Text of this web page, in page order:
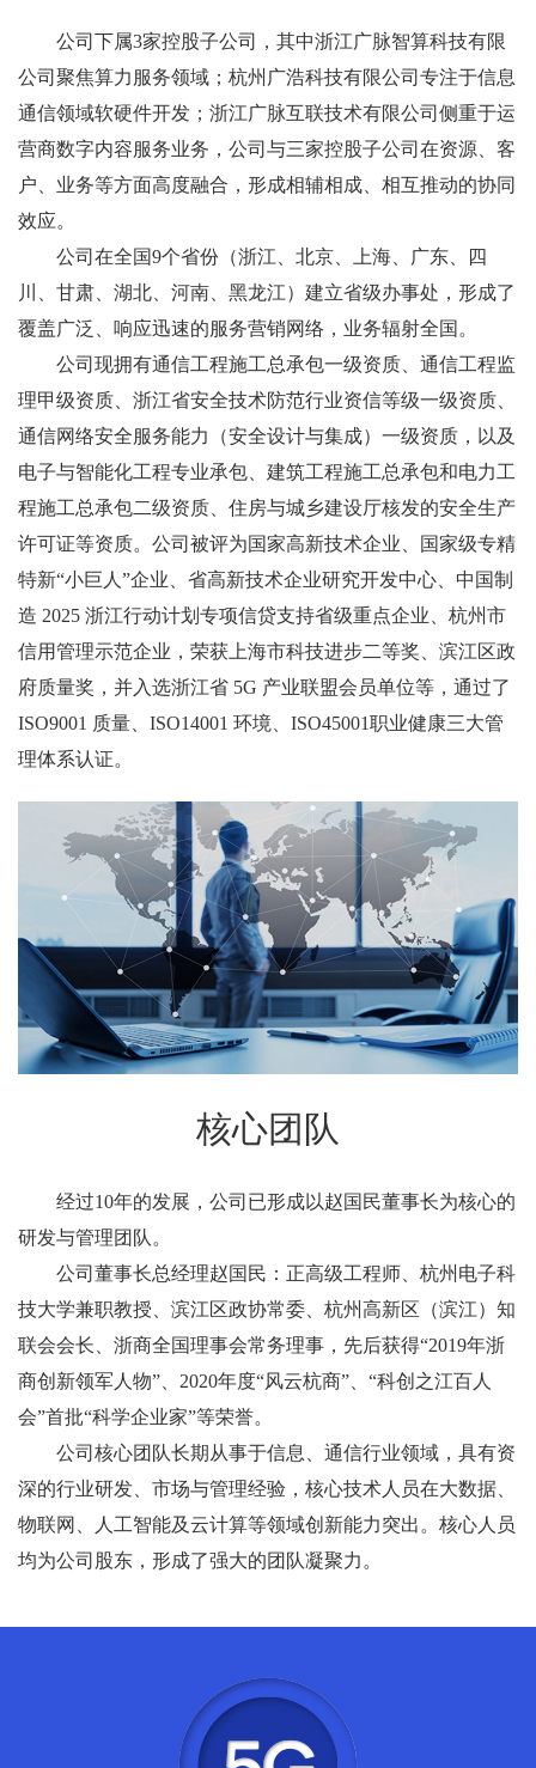
公司下属3家控股子公司，其中浙江广脉智算科技有限
公司聚焦算力服务领域；杭州广浩科技有限公司专注于信息
通信领域软硬件开发；浙江广脉互联技术有限公司侧重于运
营商数字内容服务业务，公司与三家控股子公司在资源、客
户、业务等方面高度融合，形成相辅相成、相互推动的协同
效应。
公司在全国9个省份（浙江、北京、上海、广东、四
川、甘肃、湖北、河南、黑龙江）建立省级办事处，形成了
覆盖广泛、响应迅速的服务营销网络，业务辐射全国。
公司现拥有通信工程施工总承包一级资质、通信工程监
理甲级资质、浙江省安全技术防范行业资信等级一级资质、
通信网络安全服务能力（安全设计与集成）一级资质，以及
电子与智能化工程专业承包、建筑工程施工总承包和电力工
程施工总承包二级资质、住房与城乡建设厅核发的安全生产
许可证等资质。公司被评为国家高新技术企业、国家级专精
特新“小巨人”企业、省高新技术企业研究开发中心、中国制
造 2025 浙江行动计划专项信贷支持省级重点企业、杭州市
信用管理示范企业，荣获上海市科技进步二等奖、滨江区政
府质量奖，并入选浙江省 5G 产业联盟会员单位等，通过了
ISO9001 质量、ISO14001 环境、ISO45001职业健康三大管
理体系认证。
核心团队
经过10年的发展，公司已形成以赵国民董事长为核心的
研发与管理团队。
公司董事长总经理赵国民：正高级工程师、杭州电子科
技大学兼职教授、滨江区政协常委、杭州高新区（滨江）知
联会会长、浙商全国理事会常务理事，先后获得“2019年浙
商创新领军人物”、2020年度“风云杭商”、“科创之江百人
会”首批“科学企业家”等荣誉。
公司核心团队长期从事于信息、通信行业领域，具有资
深的行业研发、市场与管理经验，核心技术人员在大数据、
物联网、人工智能及云计算等领域创新能力突出。核心人员
均为公司股东，形成了强大的团队凝聚力。